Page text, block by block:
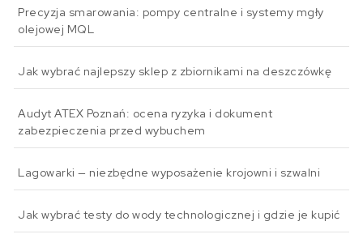
Precyzja smarowania: pompy centralne i systemy mgły
olejowej MQL
Jak wybrać najlepszy sklep z zbiornikami na deszczówkę
Audyt ATEX Poznań: ocena ryzyka i dokument
zabezpieczenia przed wybuchem
Lagowarki — niezbędne wyposażenie krojowni i szwalni
Jak wybrać testy do wody technologicznej i gdzie je kupić